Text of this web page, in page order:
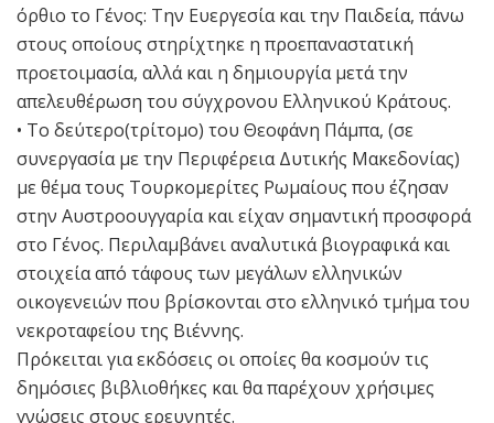
όρθιο το Γένος: Την Ευεργεσία και την Παιδεία, πάνω
στους οποίους στηρίχτηκε η προεπαναστατική
προετοιμασία, αλλά και η δημιουργία μετά την
απελευθέρωση του σύγχρονου Ελληνικού Κράτους.
• Το δεύτερο(τρίτομο) του Θεοφάνη Πάμπα, (σε
συνεργασία με την Περιφέρεια Δυτικής Μακεδονίας)
με θέμα τους Τουρκομερίτες Ρωμαίους που έζησαν
στην Αυστροουγγαρία και είχαν σημαντική προσφορά
στο Γένος. Περιλαμβάνει αναλυτικά βιογραφικά και
στοιχεία από τάφους των μεγάλων ελληνικών
οικογενειών που βρίσκονται στο ελληνικό τμήμα του
νεκροταφείου της Βιέννης.
Πρόκειται για εκδόσεις οι οποίες θα κοσμούν τις
δημόσιες βιβλιοθήκες και θα παρέχουν χρήσιμες
γνώσεις στους ερευνητές.